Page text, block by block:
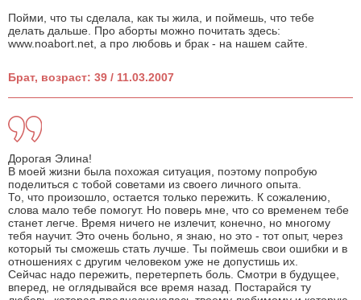
Пойми, что ты сделала, как ты жила, и поймешь, что тебе
делать дальше. Про аборты можно почитать здесь:
www.noabort.net, а про любовь и брак - на нашем сайте.
Брат, возраст: 39 / 11.03.2007
Дорогая Элина!
В моей жизни была похожая ситуация, поэтому попробую
поделиться с тобой советами из своего личного опыта.
То, что произошло, остается только пережить. К сожалению,
слова мало тебе помогут. Но поверь мне, что со временем тебе
станет легче. Время ничего не излечит, конечно, но многому
тебя научит. Это очень больно, я знаю, но это - тот опыт, через
который ты сможешь стать лучше. Ты поймешь свои ошибки и в
отношениях с другим человеком уже не допустишь их.
Сейчас надо пережить, перетерпеть боль. Смотри в будущее,
вперед, не оглядывайся все время назад. Постарайся ту